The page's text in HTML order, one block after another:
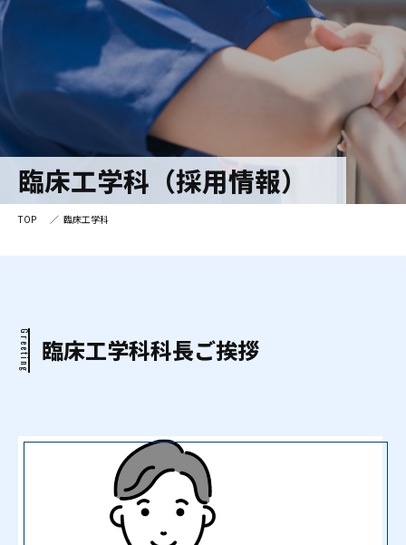
臨床工学科（採用情報）
TOP 臨床工学科
Greeting 臨床工学科科長ご挨拶